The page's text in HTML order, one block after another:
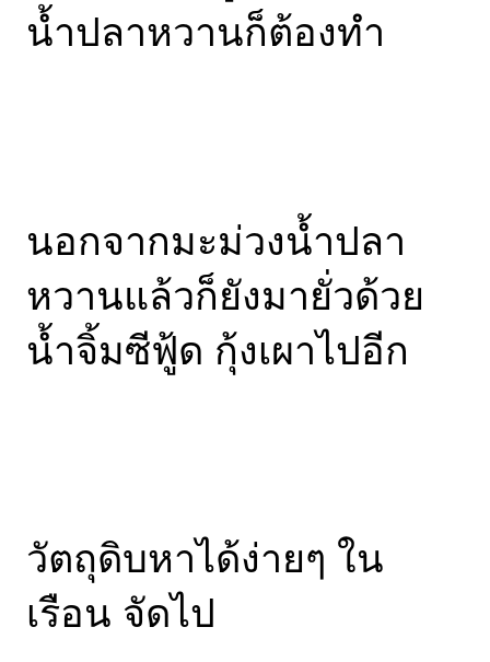
น้ำปลาหวานก็ต้องทำ
นอกจากมะม่วงน้ำปลา
หวานแล้วก็ยังมายั่วด้วย
น้ำจิ้มซีฟู้ด กุ้งเผาไปอีก
วัตถุดิบหาได้ง่ายๆ ใน
เรือน จัดไป